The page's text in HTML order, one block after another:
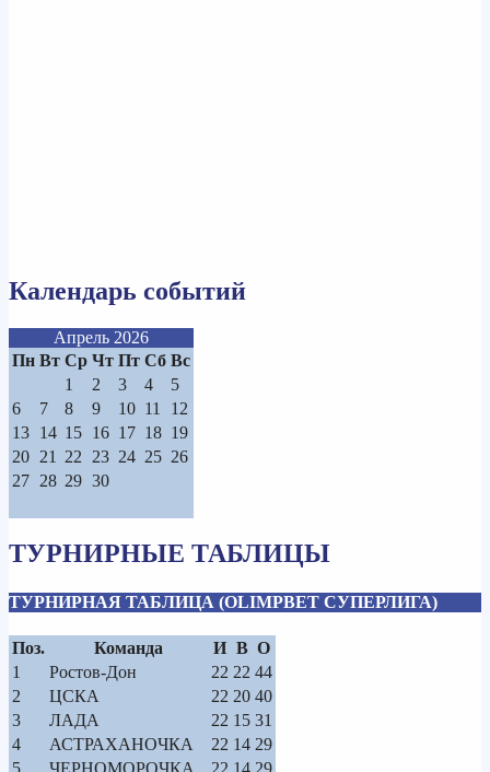
Календарь событий
Апрель 2026
Пн Вт Ср Чт Пт Сб Вс
1
2 3 4
5
6
7 8 9 10 11
12
13 14 15 16 17 18 19
20 21 22 23 24 25 26
27 28 29 30
ТУРНИРНЫЕ ТАБЛИЦЫ
ТУРНИРНАЯ ТАБЛИЦА (OLIMPBET СУПЕРЛИГА)
Поз. Команда И В О
1
Ростов-Дон 22 22 44
2
ЦСКА 22 20 40
3
ЛАДА 22 15 31
4
АСТРАХАНОЧКА 22 14 29
5
ЧЕРНОМОРОЧКА 22 14 29